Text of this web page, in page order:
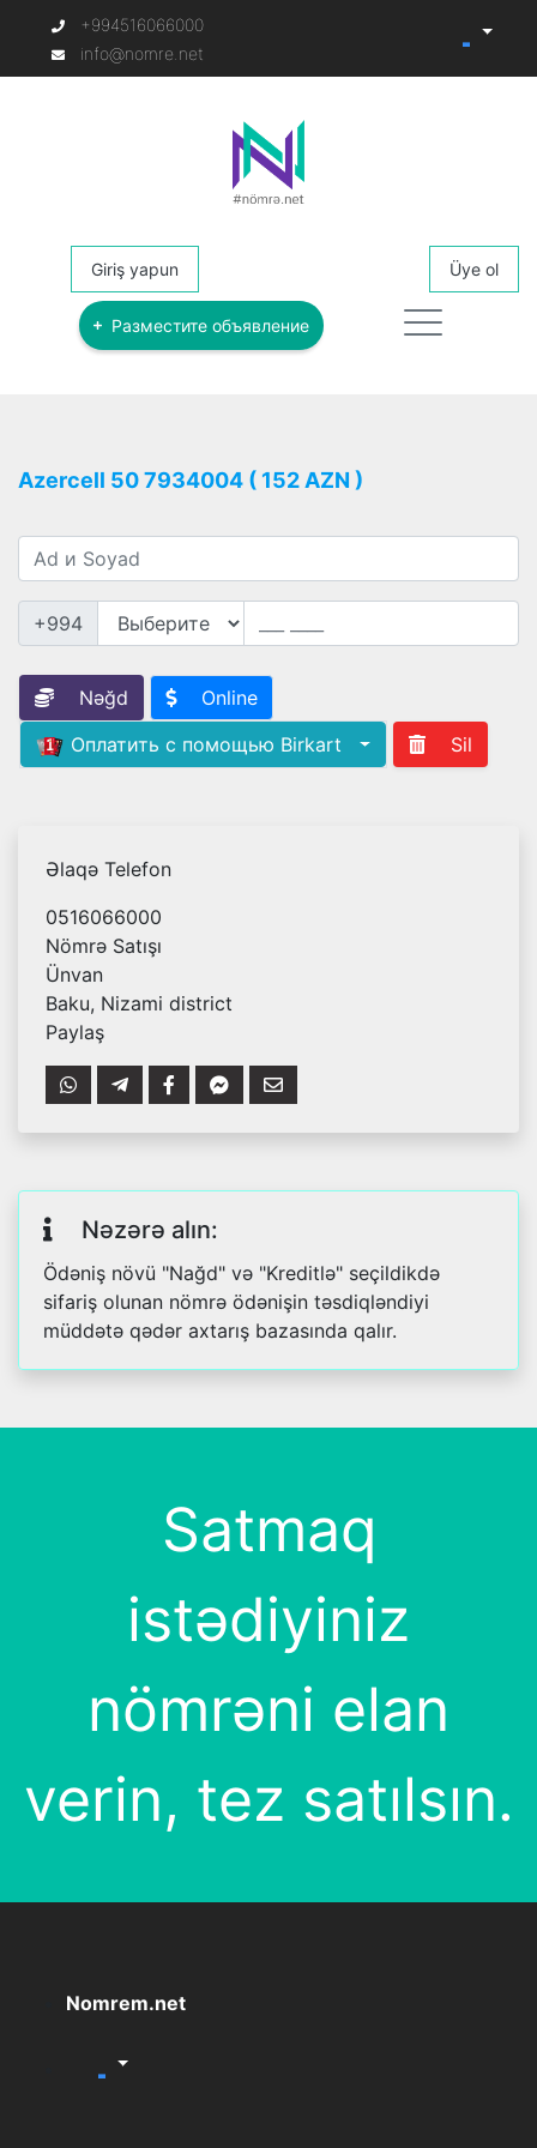
+994516066000
info@nomre.net
Giriş yapun Üye ol
Разместите объявление
Azercell 50 7934004 ( 152 AZN )
+994
Nəğd
Online
Оплатить с помощью Birkart
Sil
Əlaqə Telefon
0516066000
Nömrə Satışı
Ünvan
Baku, Nizami district
Paylaş
Nəzərə alın:
Ödəniş növü "Nağd" və "Kreditlə" seçildikdə
sifariş olunan nömrə ödənişin təsdiqləndiyi
müddətə qədər axtarış bazasında qalır.
Satmaq
istədiyiniz
nömrəni elan
verin, tez satılsın.
Nomrem.net